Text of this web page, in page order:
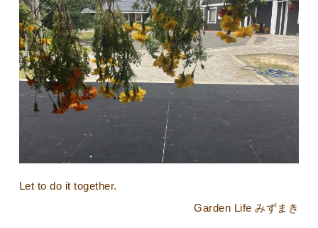
Let to do it together.
Garden Life みずまき